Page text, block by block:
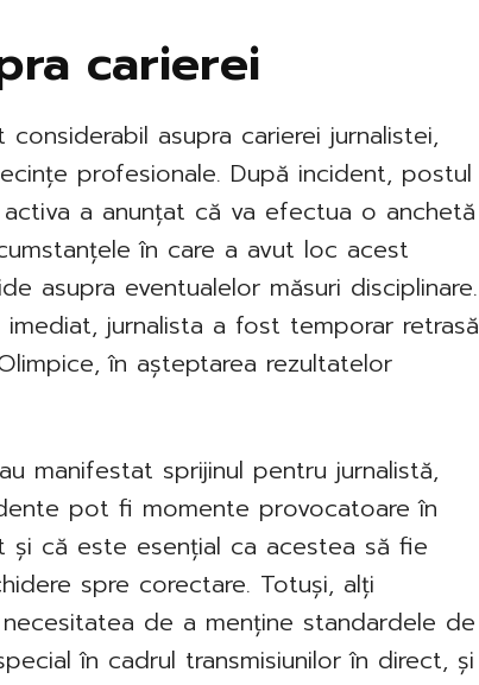
carierei
asupra carierei jurnalistei,
profesionale. După incident, postul
a anunțat că va efectua o anchetă
în care a avut loc acest
asupra eventualelor măsuri disciplinare.
jurnalista a fost temporar retrasă
în așteptarea rezultatelor
manifestat sprijinul pentru jurnalistă,
pot fi momente provocatoare în
și că este esențial ca acestea să fie
spre corectare. Totuși, alți
de a menține standardele de
în cadrul transmisiunilor în direct, și